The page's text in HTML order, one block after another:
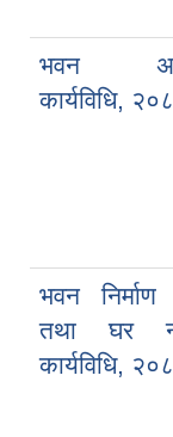
भवन
कार्यविधि,
भवन
तथा घर
कार्यविधि,